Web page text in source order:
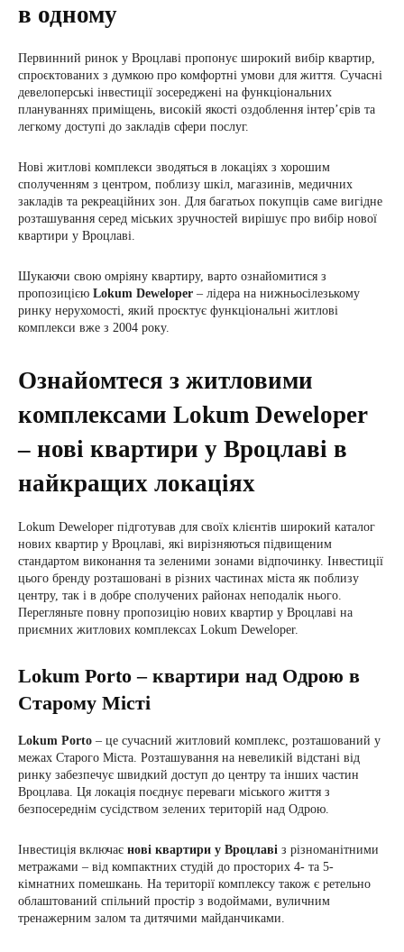
в одному
Первинний ринок у Вроцлаві пропонує широкий вибір квартир,
спроєктованих з думкою про комфортні умови для життя. Сучасні
девелоперські інвестиції зосереджені на функціональних
плануваннях приміщень, високій якості оздоблення інтер’єрів та
легкому доступі до закладів сфери послуг.
Нові житлові комплекси зводяться в локаціях з хорошим
сполученням з центром, поблизу шкіл, магазинів, медичних
закладів та рекреаційних зон. Для багатьох покупців саме вигідне
розташування серед міських зручностей вирішує про вибір нової
квартири у Вроцлаві.
Шукаючи свою омріяну квартиру, варто ознайомитися з
пропозицією Lokum Deweloper – лідера на нижньосілезькому
ринку нерухомості, який проєктує функціональні житлові
комплекси вже з 2004 року.
Ознайомтеся з житловими
комплексами Lokum Deweloper
– нові квартири у Вроцлаві в
найкращих локаціях
Lokum Deweloper підготував для своїх клієнтів широкий каталог
нових квартир у Вроцлаві, які вирізняються підвищеним
стандартом виконання та зеленими зонами відпочинку. Інвестиції
цього бренду розташовані в різних частинах міста як поблизу
центру, так і в добре сполучених районах неподалік нього.
Перегляньте повну пропозицію нових квартир у Вроцлаві на
приємних житлових комплексах Lokum Deweloper.
Lokum Porto – квартири над Одрою в
Старому Місті
Lokum Porto – це сучасний житловий комплекс, розташований у
межах Старого Міста. Розташування на невеликій відстані від
ринку забезпечує швидкий доступ до центру та інших частин
Вроцлава. Ця локація поєднує переваги міського життя з
безпосереднім сусідством зелених територій над Одрою.
Інвестиція включає нові квартири у Вроцлаві з різноманітними
метражами – від компактних студій до просторих 4- та 5-
кімнатних помешкань. На території комплексу також є ретельно
облаштований спільний простір з водоймами, вуличним
тренажерним залом та дитячими майданчиками.